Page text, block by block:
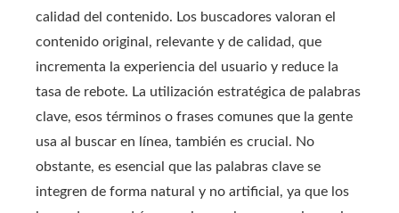
calidad del contenido. Los buscadores valoran el
contenido original, relevante y de calidad, que
incrementa la experiencia del usuario y reduce la
tasa de rebote. La utilización estratégica de palabras
clave, esos términos o frases comunes que la gente
usa al buscar en línea, también es crucial. No
obstante, es esencial que las palabras clave se
integren de forma natural y no artificial, ya que los